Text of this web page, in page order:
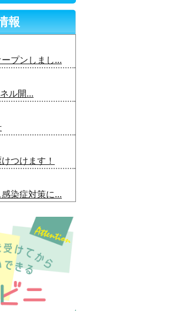
報
プンしまし...
ル開...
つけます！
染症対策に...